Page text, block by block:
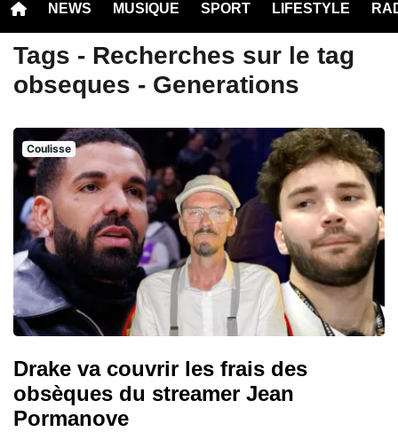
NEWS MUSIQUE SPORT LIFESTYLE
Tags - Recherches sur le tag
obseques - Generations
Coulisse
Drake va couvrir les frais des
obsèques du streamer Jean
Pormanove